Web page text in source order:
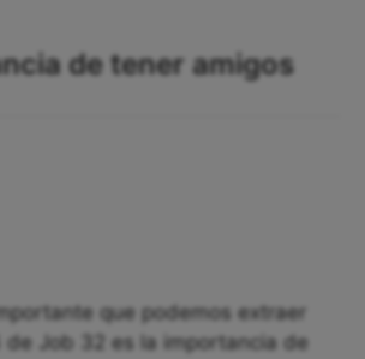
de tener amigos
que podemos extraer
de Job 32 es la importancia de